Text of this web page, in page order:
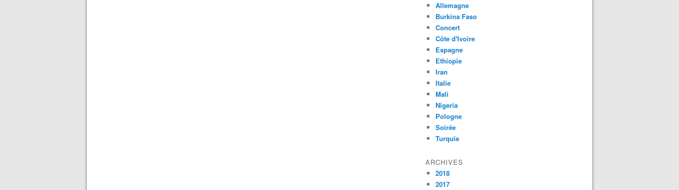
Allemagne
Burkina Faso
Concert
Côte d'Ivoire
Espagne
Ethiopie
Iran
Italie
Mali
Nigeria
Pologne
Soirée
Turquie
ARCHIVES
2018
2017